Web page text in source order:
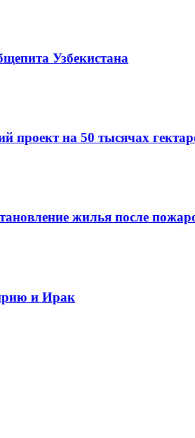
Узбекистана
проект на 50 тысячах
жилья после
и Ирак